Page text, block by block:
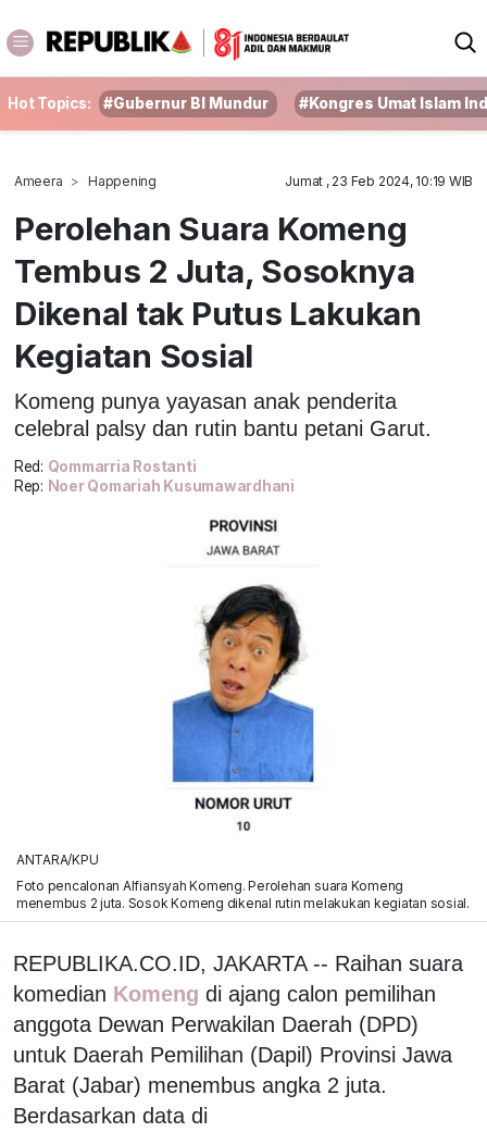
Hot Topics: #Gubernur BI Mundur #Kongres Umat Islam
Ameera Happening Jumat , 23 Feb 2024, 10:19 WIB
Perolehan Suara Komeng
Tembus 2 Juta, Sosoknya
Dikenal tak Putus Lakukan
Kegiatan Sosial
Komeng punya yayasan anak penderita
celebral palsy dan rutin bantu petani Garut.
Red: Qommarria Rostanti
Rep: Noer Qomariah Kusumawardhani
ANTARA/KPU
Foto pencalonan Alfiansyah Komeng. Perolehan suara Komeng
menembus 2 juta. Sosok Komeng dikenal rutin melakukan kegiatan sosial.
REPUBLIKA.CO.ID, JAKARTA -- Raihan suara
komedian Komeng di ajang calon pemilihan
anggota Dewan Perwakilan Daerah (DPD)
untuk Daerah Pemilihan (Dapil) Provinsi Jawa
Barat (Jabar) menembus angka 2 juta.
Berdasarkan data di